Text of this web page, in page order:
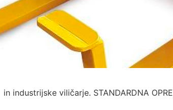
viličarje. STANDARDNA